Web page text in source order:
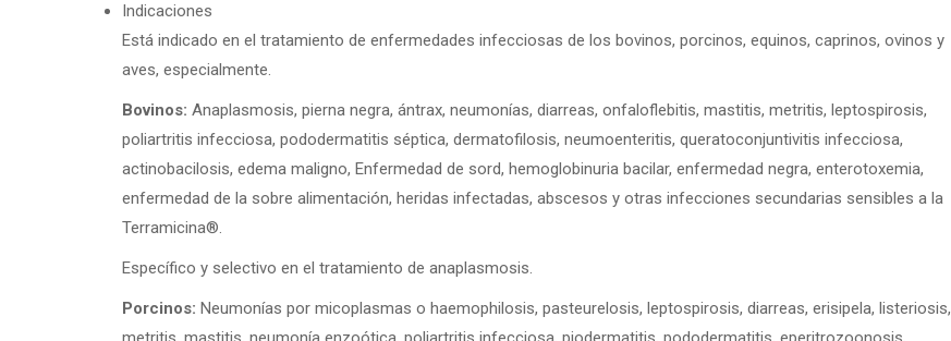
Indicaciones
Está indicado en el tratamiento de enfermedades infecciosas de los bovinos, porcinos, equinos, caprinos, ovinos y
aves, especialmente.
Bovinos: Anaplasmosis, pierna negra, ántrax, neumonías, diarreas, onfaloflebitis, mastitis, metritis, leptospirosis,
poliartritis infecciosa, pododermatitis séptica, dermatofilosis, neumoenteritis, queratoconjuntivitis infecciosa,
actinobacilosis, edema maligno, Enfermedad de sord, hemoglobinuria bacilar, enfermedad negra, enterotoxemia,
enfermedad de la sobre alimentación, heridas infectadas, abscesos y otras infecciones secundarias sensibles a la
Terramicina®.
Específico y selectivo en el tratamiento de anaplasmosis.
Porcinos: Neumonías por micoplasmas o haemophilosis, pasteurelosis, leptospirosis, diarreas, erisipela, listeriosis,